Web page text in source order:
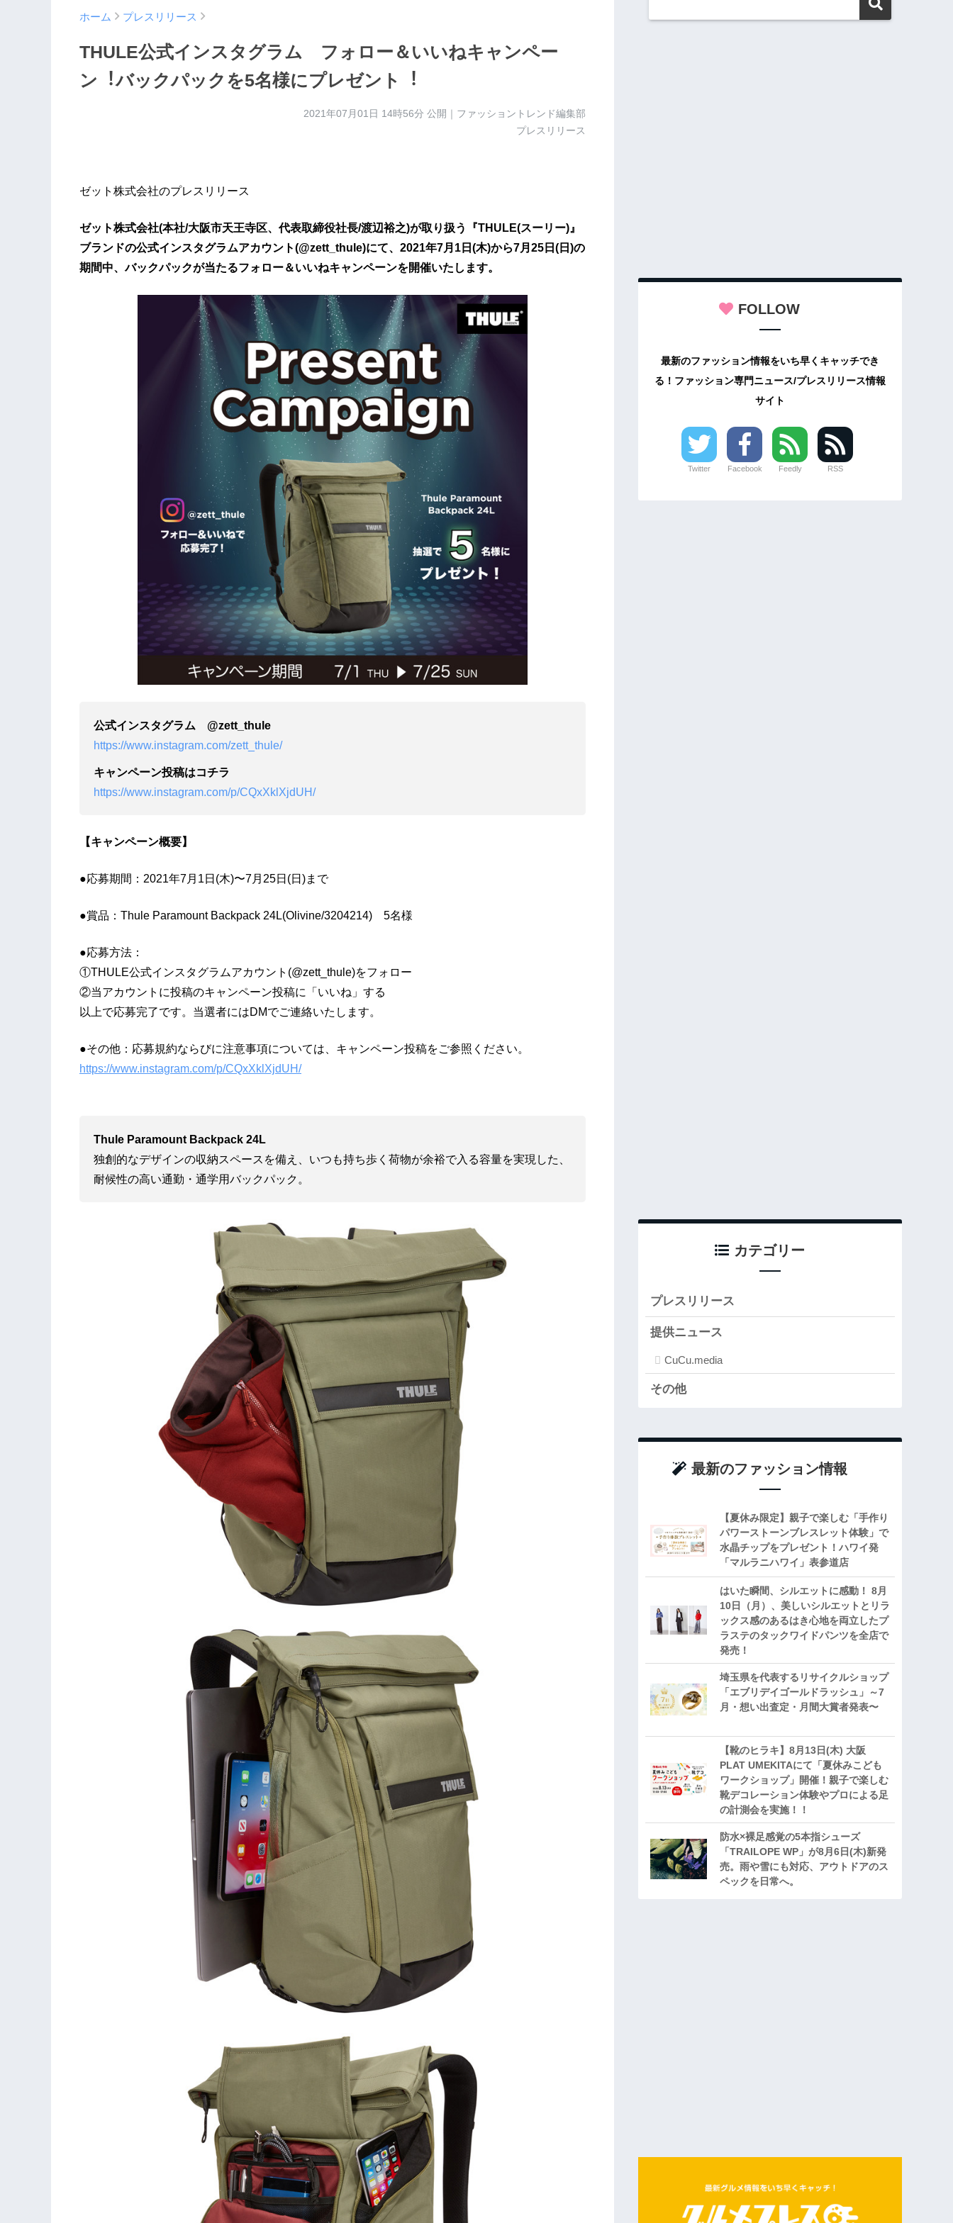
ホーム プレスリリース
THULE公式インスタグラム フォロー＆いいねキャンペー
ン︕バックパックを5名様にプレゼント︕
2021年07月01日 14時56分 公開｜ファッショントレンド編集部
プレスリリース
ゼット株式会社のプレスリリース
ゼット株式会社(本社/⼤阪市天王寺区、代表取締役社⻑/渡辺裕之)が取り扱う『THULE(スーリー)』
ブランドの公式インスタグラムアカウント(@zett_thule)にて、2021年7⽉1⽇(⽊)から7⽉25⽇(⽇)の
期間中、バックパックが当たるフォロー＆いいねキャンペーンを開催いたします。
公式インスタグラム @zett_thule
https://www.instagram.com/zett_thule/
キャンペーン投稿はコチラ
https://www.instagram.com/p/CQxXklXjdUH/
【キャンペーン概要】
●応募期間：2021年7⽉1⽇(⽊)〜7⽉25⽇(⽇)まで
●賞品：Thule Paramount Backpack 24L(Olivine/3204214) 5名様
●応募方法：
①THULE公式インスタグラムアカウント(@zett_thule)をフォロー
②当アカウントに投稿のキャンペーン投稿に「いいね」する
以上で応募完了です。当選者にはDMでご連絡いたします。
●その他：応募規約ならびに注意事項については、キャンペーン投稿をご参照ください。
https://www.instagram.com/p/CQxXklXjdUH/
Thule Paramount Backpack 24L
独創的なデザインの収納スペースを備え、いつも持ち歩く荷物が余裕で入る容量を実現した、
耐候性の高い通勤・通学用バックパック。
FOLLOW
最新のファッション情報をいち早くキャッチでき
る！ファッション専門ニュース/プレスリリース情報
サイト
Twitter Facebook Feedly RSS
カテゴリー
プレスリリース
提供ニュース
CuCu.media
その他
最新のファッション情報
【夏休み限定】親子で楽しむ「手作り
パワーストーンブレスレット体験」で
水晶チップをプレゼント！ハワイ発
「マルラニハワイ」表参道店
はいた瞬間、シルエットに感動！ 8月
10日（月）、美しいシルエットとリラ
ックス感のあるはき心地を両立したプ
ラステのタックワイドパンツを全店で
発売！
埼玉県を代表するリサイクルショップ
「エブリデイゴールドラッシュ」～7
月・想い出査定・月間大賞者発表〜
【靴のヒラキ】8月13日(木) 大阪
PLAT UMEKITAにて「夏休みこども
ワークショップ」開催！親子で楽しむ
靴デコレーション体験やプロによる足
の計測会を実施！！
防水×裸足感覚の5本指シューズ
「TRAILOPE WP」が8月6日(木)新発
売。雨や雪にも対応、アウトドアのス
ペックを日常へ。